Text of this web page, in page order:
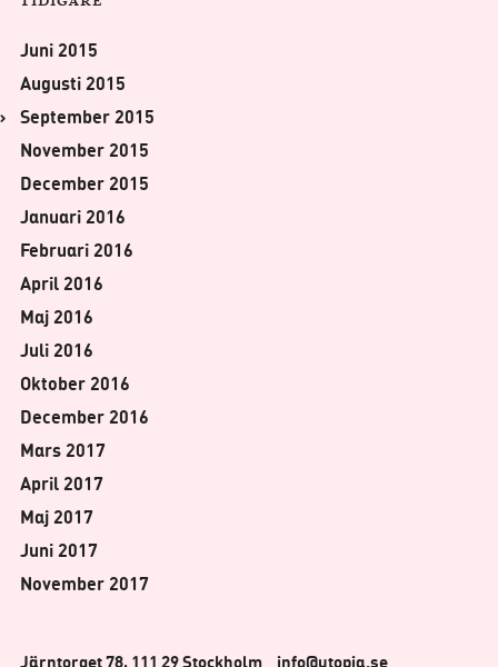
Juni 2015
Augusti 2015
September 2015
November 2015
December 2015
Januari 2016
Februari 2016
April 2016
Maj 2016
Juli 2016
Oktober 2016
December 2016
Mars 2017
April 2017
Maj 2017
Juni 2017
November 2017
Järntorget 78, 111 29 Stockholm info@utopia.se